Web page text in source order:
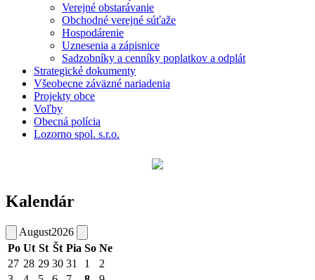
Verejné obstarávanie
Obchodné verejné súťaže
Hospodárenie
Uznesenia a zápisnice
Sadzobníky a cenníky poplatkov a odplát
Strategické dokumenty
Všeobecne záväzné nariadenia
Projekty obce
Voľby
Obecná polícia
Lozorno spol. s.r.o.
Kalendár
August2026
Po Ut St Št Pia So Ne
27 28 29 30 31 1
2